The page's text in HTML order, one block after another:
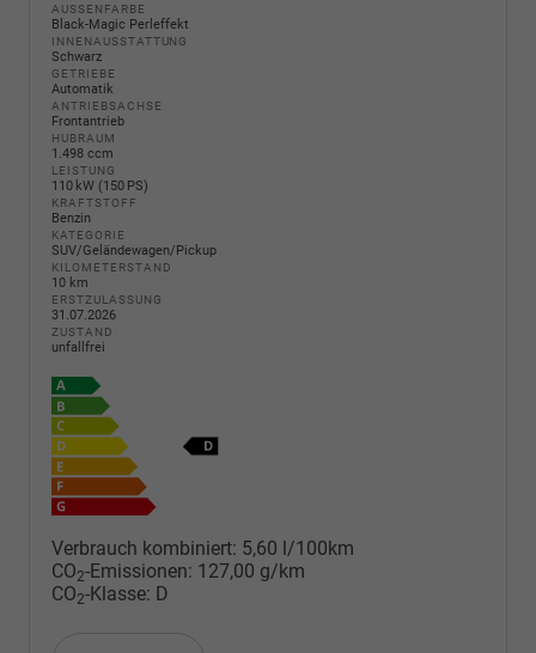
AUSSENFARBE
Black-Magic Perleffekt
INNENAUSSTATTUNG
Schwarz
GETRIEBE
Automatik
ANTRIEBSACHSE
Frontantrieb
HUBRAUM
1.498 ccm
LEISTUNG
110 kW (150 PS)
KRAFTSTOFF
Benzin
KATEGORIE
SUV/Geländewagen/Pickup
KILOMETERSTAND
10 km
ERSTZULASSUNG
31.07.2026
ZUSTAND
unfallfrei
Verbrauch kombiniert: 5,60 l/100km
CO2-Emissionen: 127,00 g/km
CO2-Klasse: D